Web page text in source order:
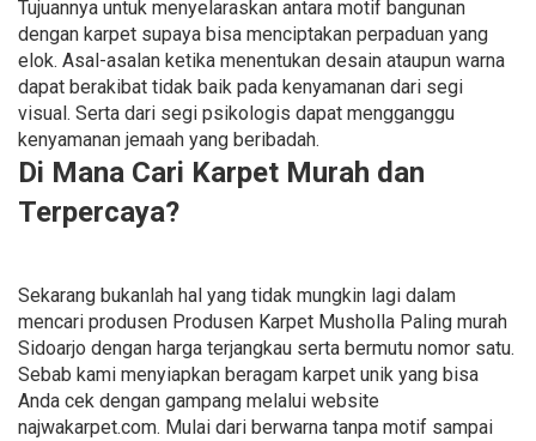
Tujuannya untuk menyelaraskan antara motif bangunan
dengan karpet supaya bisa menciptakan perpaduan yang
elok. Asal-asalan ketika menentukan desain ataupun warna
dapat berakibat tidak baik pada kenyamanan dari segi
visual. Serta dari segi psikologis dapat mengganggu
kenyamanan jemaah yang beribadah.
Di Mana Cari Karpet Murah dan
Terpercaya?
Sekarang bukanlah hal yang tidak mungkin lagi dalam
mencari produsen Produsen Karpet Musholla Paling murah
Sidoarjo dengan harga terjangkau serta bermutu nomor satu.
Sebab kami menyiapkan beragam karpet unik yang bisa
Anda cek dengan gampang melalui website
najwakarpet.com. Mulai dari berwarna tanpa motif sampai